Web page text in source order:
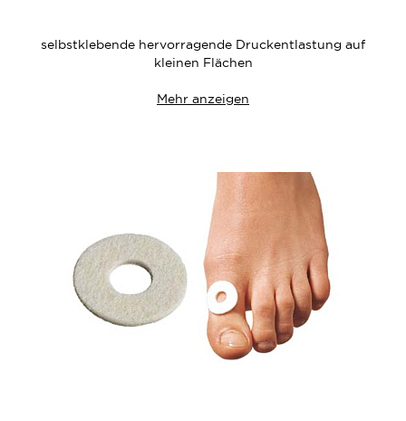
selbstklebende hervorragende Druckentlastung auf
kleinen Flächen
Mehr anzeigen